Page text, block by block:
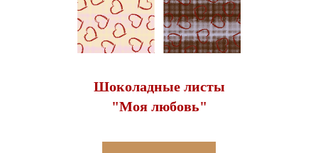
Шоколадные листы
"Моя любовь"